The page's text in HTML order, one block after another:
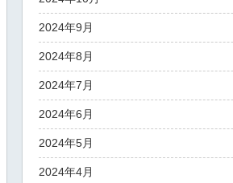
2024年9月
2024年8月
2024年7月
2024年6月
2024年5月
2024年4月